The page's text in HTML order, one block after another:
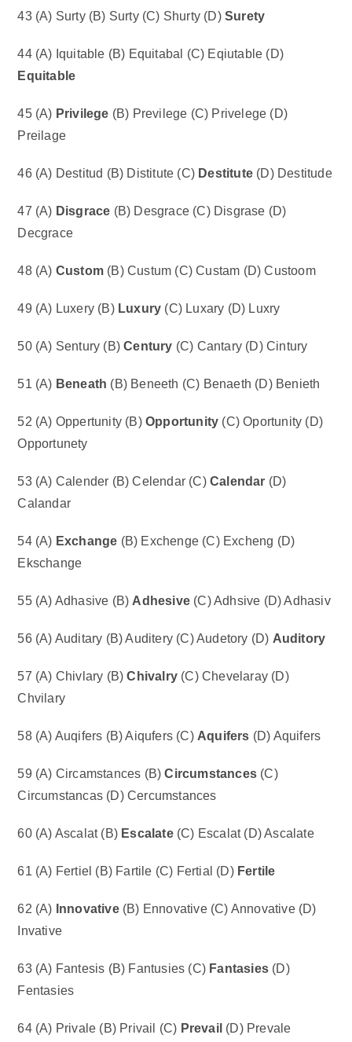
43 (A) Surty (B) Surty (C) Shurty (D)Surety
44 (A) Iquitable (B) Equitabal (C) Eqiutable (D)
Equitable
45 (A) Privilege (B) Previlege (C) Privelege (D)
Preilage
46 (A) Destitud (B) Distitute (C) Destitute (D) Destitude
47 (A) Disgrace (B) Desgrace (C) Disgrase (D)
Decgrace
48 (A) Custom (B) Custum (C) Custam (D) Custoom
49 (A) Luxery (B) Luxury (C) Luxary (D) Luxry
50 (A) Sentury (B)Century (C) Cantary (D) Cintury
51 (A) Beneath (B) Beneeth (C) Benaeth (D) Benieth
52 (A) Oppertunity (B)Opportunity (C) Oportunity (D)
Opportunety
53 (A) Calender (B) Celendar (C)Calendar (D)
Calandar
54 (A) Exchange (B) Exchenge (C) Excheng (D)
Ekschange
55 (A) Adhasive (B) Adhesive (C) Adhsive (D) Adhasiv
56 (A) Auditary (B) Auditery (C) Audetory (D) Auditory
57 (A) Chivlary (B)Chivalry (C) Chevelaray (D)
Chvilary
58 (A) Auqifers (B) Aiqufers (C) Aquifers (D) Aquifers
59 (A) Circamstances (B)Circumstances (C)
Circumstancas (D) Cercumstances
60 (A) Ascalat (B) Escalate(C) Escalat (D) Ascalate
61 (A) Fertiel (B) Fartile (C) Fertial (D) Fertile
62 (A) Innovative(B) Ennovative (C) Annovative (D)
Invative
63 (A) Fantesis (B) Fantusies (C) Fantasies (D)
Fentasies
64 (A) Privale (B) Privail (C) Prevail (D) Prevale